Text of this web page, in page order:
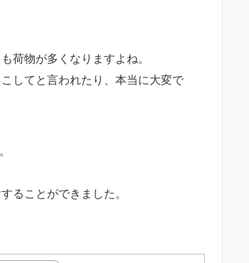
荷物が多くなりますよね。
してと言われたり、本当に大変で
ることができました。